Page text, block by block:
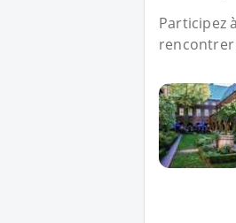
Participez